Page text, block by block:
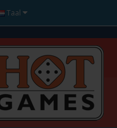
Taal